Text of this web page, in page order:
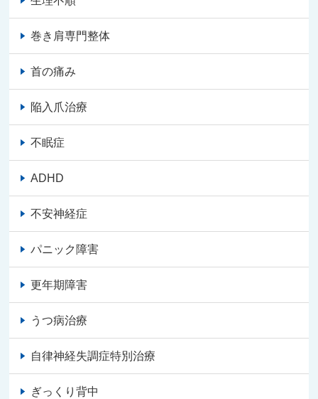
巻き肩専門整体
首の痛み
陥入爪治療
不眠症
ADHD
不安神経症
パニック障害
更年期障害
うつ病治療
自律神経失調症特別治療
ぎっくり背中